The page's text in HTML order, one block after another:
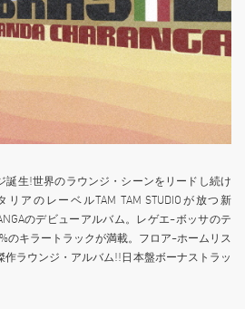
誕生!世界のラウンジ・シーンをリードし続け
リアのレーベルTAM TAM STUDIOが放つ新
のデビューアルバム。レゲエ~ボッサのテ
のキラートラックが満載。フロア~ホームリス
ラウンジ・アルバム!!日本盤ボーナストラッ